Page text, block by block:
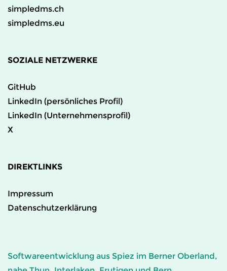
simpledms.ch
simpledms.eu
SOZIALE NETZWERKE
GitHub
LinkedIn (persönliches Profil)
LinkedIn (Unternehmensprofil)
X
DIREKTLINKS
Impressum
Datenschutzerklärung
Softwareentwicklung aus Spiez im Berner Oberland,